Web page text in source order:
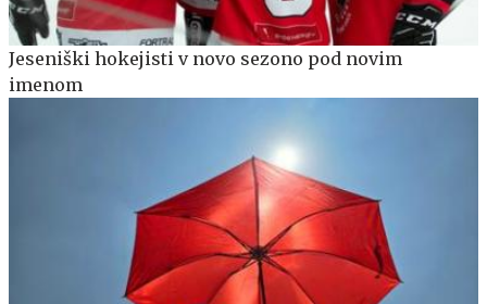
Jeseniški hokejisti v novo sezono pod novim
imenom